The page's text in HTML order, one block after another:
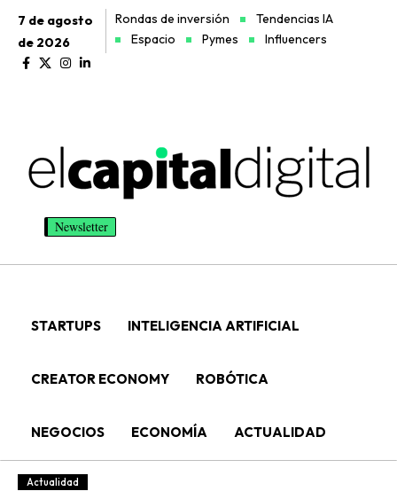
7 de agosto
de 2026
Rondas de inversión
Tendencias IA
Espacio
Pymes Influencers
Newsletter
STARTUPS INTELIGENCIA ARTIFICIAL
CREATOR ECONOMY ROBÓTICA
NEGOCIOS ECONOMÍA ACTUALIDAD
Actualidad